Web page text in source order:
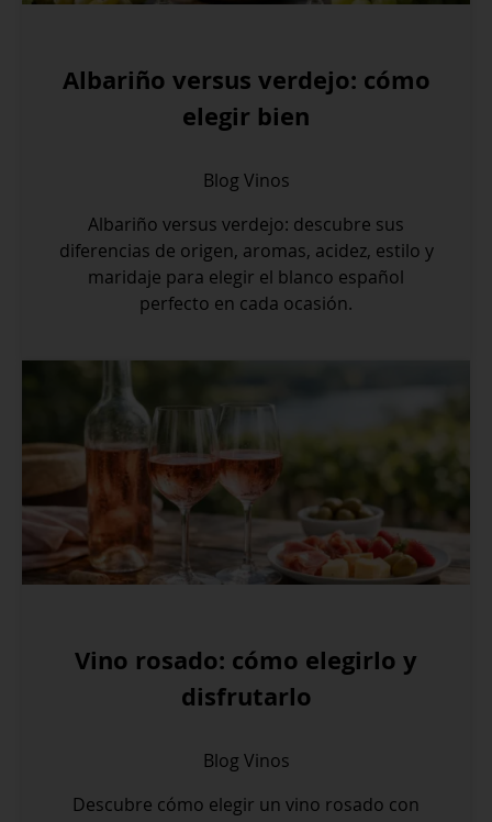
Albariño versus verdejo: cómo
elegir bien
Blog Vinos
Albariño versus verdejo: descubre sus
diferencias de origen, aromas, acidez, estilo y
maridaje para elegir el blanco español
perfecto en cada ocasión.
Vino rosado: cómo elegirlo y
disfrutarlo
Blog Vinos
Descubre cómo elegir un vino rosado con